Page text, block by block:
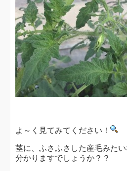
よ～く見てみてください！
茎に、ふさふさした産毛みた
分かりますでしょうか？？